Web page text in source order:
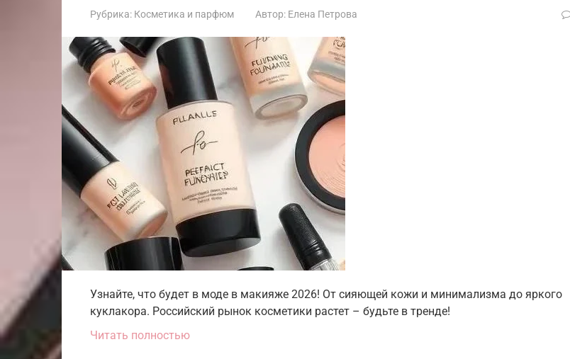
Рубрика: Косметика и парфюм Автор: Елена Петрова
Узнайте, что будет в моде в макияже 2026! От сияющей кожи и минимализма до яркого
куклакора. Российский рынок косметики растет – будьте в тренде!
Читать полностью